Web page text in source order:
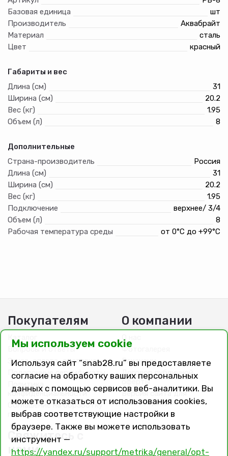
-24 месяца на металлические части,
-12 месяцев на мембрану.
Базовая единица
шт
Производитель
Аквабрайт
Материал
сталь
Цвет
красный
Габариты и вес
Длина (см)
31
Ширина (см)
20.2
Вес (кг)
1.95
Объем (л)
8
Дополнительные
Страна-производитель
Россия
Длина (см)
31
Ширина (см)
20.2
Вес (кг)
1.95
Подключение
верхнее/ 3/4
Объем (л)
8
Рабочая температура среды
от 0°C до +99°C
Покупателям
Каталог
Вопросы и ответы
Заказ, оплата, доставка
Подарочные сертификаты
конфиденциальности
Соглашение на обработку
персональных данных
О компании
О нас
Фотогалерея
Вакансии
Договор публичной
оферты
Версия сайта для
слабовидящих
Свяжитесь с
нами
Мы используем cookie
Используя сайт “snab28.ru” вы предоставляете
согласие на обработку ваших персональных
данных с помощью сервисов веб-аналитики. Вы
можете отказаться от использования cookies,
выбрав соответствующие настройки в
браузере. Также вы можете использовать
инструмент —
https://yandex.ru/support/metrika/general/opt-